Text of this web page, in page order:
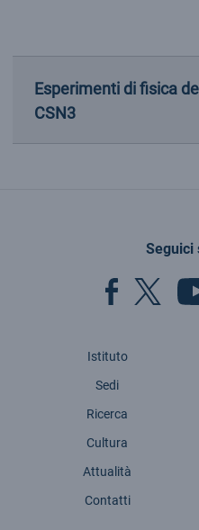
Esperimenti di fisica
CSN3
Seguici
Istituto
Sedi
Ricerca
Cultura
Attualità
Contatti